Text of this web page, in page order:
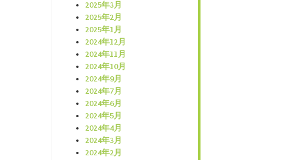
2025年3月
2025年2月
2025年1月
2024年12月
2024年11月
2024年10月
2024年9月
2024年7月
2024年6月
2024年5月
2024年4月
2024年3月
2024年2月